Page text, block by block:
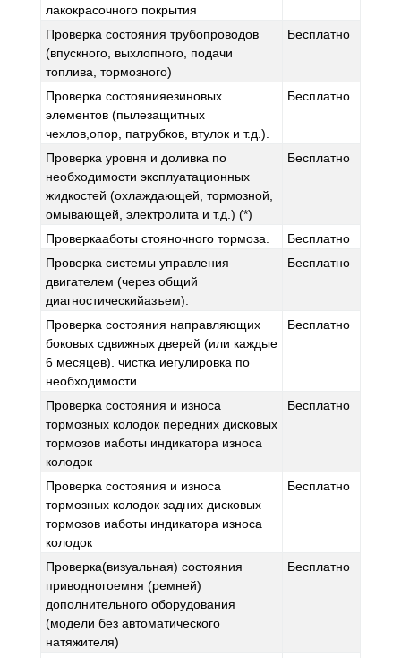
лакокрасочного покрытия
Проверка состояния трубопроводов
(впускного, выхлопного, подачи
топлива, тормозного)
Бесплатно
Проверка состоянияезиновых
элементов (пылезащитных
чехлов,опор, патрубков, втулок и т.д.).
Бесплатно
Проверка уровня и доливка по
необходимости эксплуатационных
жидкостей (охлаждающей, тормозной,
омывающей, электролита и т.д.) (*)
Бесплатно
Проверкааботы стояночного тормоза.
Бесплатно
Проверка системы управления
двигателем (через общий
диагностическийазъем).
Бесплатно
Проверка состояния направляющих
боковых сдвижных дверей (или каждые
6 месяцев). чистка иегулировка по
необходимости.
Бесплатно
Проверка состояния и износа
тормозных колодок передних дисковых
тормозов иаботы индикатора износа
колодок
Бесплатно
Проверка состояния и износа
тормозных колодок задних дисковых
тормозов иаботы индикатора износа
колодок
Бесплатно
Проверка(визуальная) состояния
приводногоемня (ремней)
дополнительного оборудования
(модели без автоматического
натяжителя)
Бесплатно